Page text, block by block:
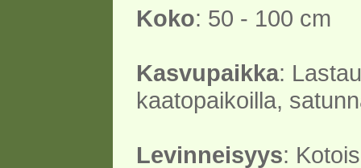
Koko: 50 - 100 cm
Kasvupaikka:
kaatopaikoilla,
Levinneisyys: